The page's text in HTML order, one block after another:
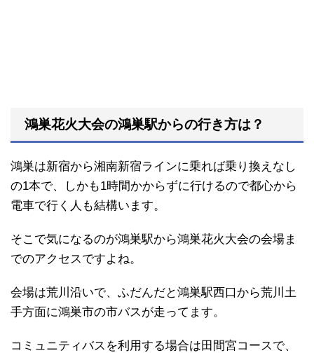
鴻巣花火大会の鴻巣駅からの行き方は？
鴻巣は新宿から湘南新宿ラインに乗れば乗り換えなし
の1本で、しかも1時間かからずに行けるので都心から
電車で行く人も結構います。
そこで気になるのが鴻巣駅から鴻巣花火大会の会場ま
でのアクセスですよね。
会場は荒川沿いで、ふだんだと鴻巣駅西口から荒川土
手方面に鴻巣市の市バスが走ってます。
コミュニティバスを利用する場合は田間宮コースで、